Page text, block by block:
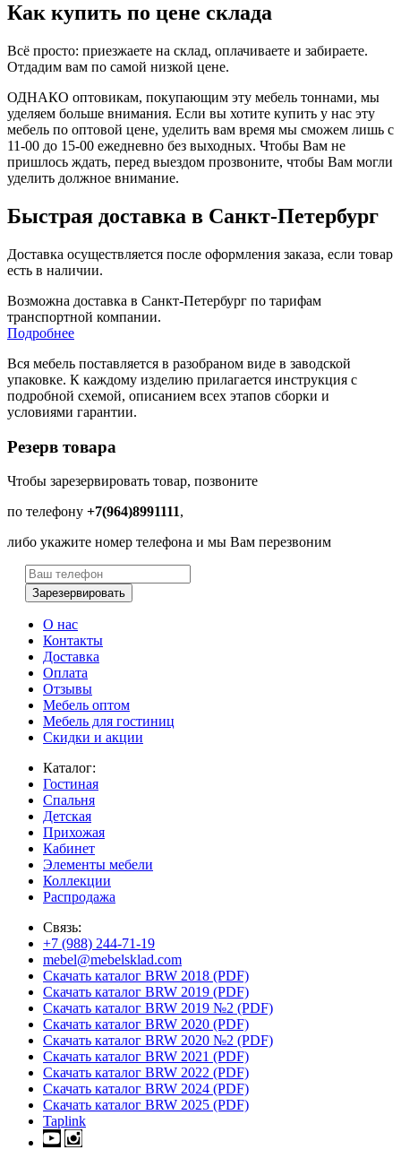
Как купить по цене склада
Всё просто: приезжаете на склад, оплачиваете и забираете.
Отдадим вам по самой низкой цене.
ОДНАКО оптовикам, покупающим эту мебель тоннами, мы
уделяем больше внимания. Если вы хотите купить у нас эту
мебель по оптовой цене, уделить вам время мы сможем лишь с
11-00 до 15-00 ежедневно без выходных. Чтобы Вам не
пришлось ждать, перед выездом прозвоните, чтобы Вам могли
уделить должное внимание.
Быстрая доставка в Санкт-Петербург
Доставка осуществляется после оформления заказа, если товар
есть в наличии.
Возможна доставка в Санкт-Петербург по тарифам
транспортной компании.
Подробнее
Вся мебель поставляется в разобраном виде в заводской
упаковке. К каждому изделию прилагается инструкция с
подробной схемой, описанием всех этапов сборки и
условиями гарантии.
Резерв товара
Чтобы зарезервировать товар, позвоните
по телефону +7(964)8991111,
либо укажите номер телефона и мы Вам перезвоним
Зарезервировать
О нас
Контакты
Доставка
Оплата
Отзывы
Мебель оптом
Мебель для гостиниц
Скидки и акции
Каталог:
Гостиная
Спальня
Детская
Прихожая
Кабинет
Элементы мебели
Коллекции
Распродажа
Связь:
+7 (988) 244-71-19
mebel@mebelsklad.com
Скачать каталог BRW 2018 (PDF)
Скачать каталог BRW 2019 (PDF)
Скачать каталог BRW 2019 №2 (PDF)
Скачать каталог BRW 2020 (PDF)
Скачать каталог BRW 2020 №2 (PDF)
Скачать каталог BRW 2021 (PDF)
Скачать каталог BRW 2022 (PDF)
Скачать каталог BRW 2024 (PDF)
Скачать каталог BRW 2025 (PDF)
Taplink